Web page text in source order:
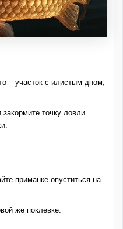
– участок с илистым дном,
точку ловли
приманке опуститься на
же поклевке.